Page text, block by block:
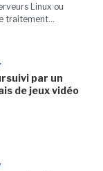
Linux ou
traitement...
par un
de jeux vidéo